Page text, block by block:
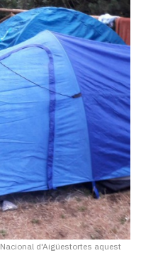
d'Aigüestortes aquest